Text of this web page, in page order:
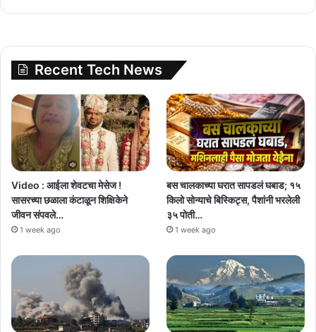
Recent Tech News
Video : आईला शेवटचा मेसेज !
सासरच्या छळाला कंटाळून शिक्षिकेने
जीवन संपवले…
1 week ago
बस चालकाच्या घरात सापडलं घबाड; १५
किलो सोन्याचे बिस्किट्स, पैशांनी भरलेली
३५ पोती…
1 week ago